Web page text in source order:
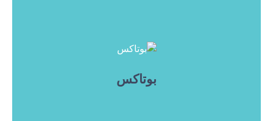
بوتاکس